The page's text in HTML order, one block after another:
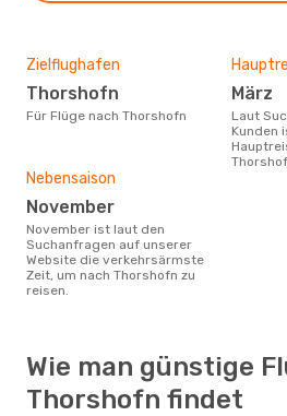
Zielflughafen
Thorshofn
Für Flüge nach Thorshofn
März
Laut Suchanfragen unserer
Kunden
Nebensaison
November
November ist laut den
Suchanfragen auf unserer
Website die verkehrsärmste
Zeit, um nach Thorshofn zu
reisen.
Wie man günstige
Thorshofn findet